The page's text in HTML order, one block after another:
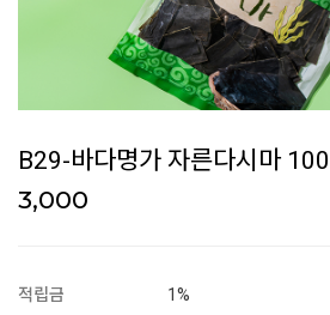
B29-바다명가 자른다시마
3,000
적립금
1%